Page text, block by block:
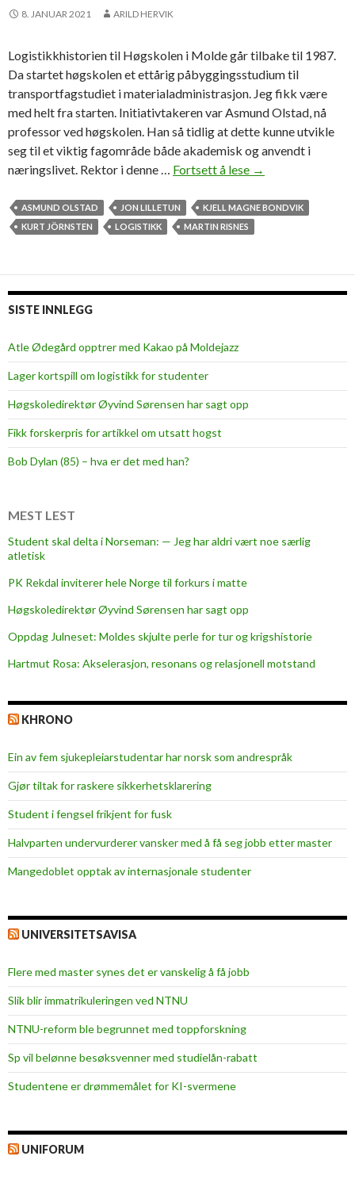
s
L
i
t
t
f
a
k
s
8. JANUAR 2021 ARILD HERVIK
Logistikkhistorien til Høgskolen i Molde går tilbake til 1987.
Da startet høgskolen et ettårig påbyggingsstudium til
transportfagstudiet i materialadministrasjon. Jeg fikk være
med helt fra starten. Initiativtakeren var Asmund Olstad, nå
professor ved høgskolen. Han så tidlig at dette kunne utvikle
seg til et viktig fagområde både akademisk og anvendt i
næringslivet. Rektor i denne … Fortsett å lese H
g
l
i
i
i
e
→
ASMUND OLSTAD JON LILLETUN
KJELL MAGNE BONDVIK
KURT JÖRNSTEN
LOGISTIKK MARTIN RISNES
SISTE INNLEGG
Atle Ødegård opptrer med Kakao på Moldejazz
Lager kortspill om logistikk for studenter
Høgskoledirektør Øyvind Sørensen har sagt opp
Fikk forskerpris for artikkel om utsatt hogst
Bob Dylan (85) – hva er det med han?
MEST LEST
Student skal delta i Norseman: — Jeg har aldri vært noe særlig
atletisk
PK Rekdal inviterer hele Norge til forkurs i matte
Høgskoledirektør Øyvind Sørensen har sagt opp
Oppdag Julneset: Moldes skjulte perle for tur og krigshistorie
Hartmut Rosa: Akselerasjon, resonans og relasjonell motstand
KHRONO
Ein av fem sjukepleiar­studentar har norsk som andrespråk
Gjør tiltak for raskere sikkerhets­klarering
Student i fengsel frikjent for fusk
Halvparten undervurderer vansker med å få seg jobb etter master
Mangedoblet opptak av internasjonale studenter
UNIVERSITETSAVISA
Flere med master synes det er vanskelig å få jobb
Slik blir immatrikuleringen ved NTNU
NTNU-reform ble begrunnet med toppforskning
Sp vil belønne besøksvenner med studielån-rabatt
Studentene er drømmemålet for KI-svermene
UNIFORUM